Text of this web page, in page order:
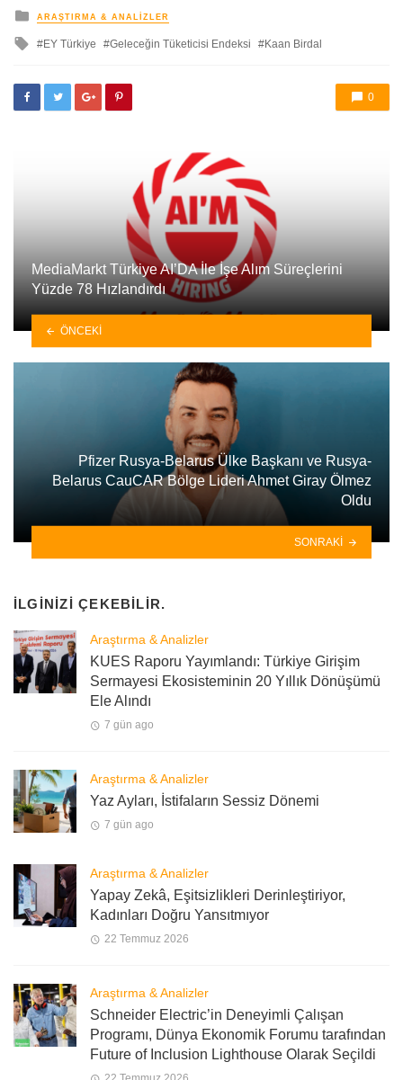
yayınlanan
ARAŞTIRMA & ANALIZLER
ileEY Türkiye Geleceğin Tüketicisi Endeksi Kaan Birdal
0
MediaMarkt Türkiye AI’DA İle İşe Alım Süreçlerini
Yüzde 78 Hızlandırdı
ÖNCEKI
Pfizer Rusya-Belarus Ülke Başkanı ve Rusya-
Belarus CauCAR Bölge Lideri Ahmet Giray Ölmez
Oldu
SONRAKI
İLGINIZI ÇEKEBILIR.
Araştırma & Analizler
KUES Raporu Yayımlandı: Türkiye Girişim
Sermayesi Ekosisteminin 20 Yıllık Dönüşümü
Ele Alındı
7 gün ago
Araştırma & Analizler
Yaz Ayları, İstifaların Sessiz Dönemi
7 gün ago
Araştırma & Analizler
Yapay Zekâ, Eşitsizlikleri Derinleştiriyor,
Kadınları Doğru Yansıtmıyor
22 Temmuz 2026
Araştırma & Analizler
Schneider Electric’in Deneyimli Çalışan
Programı, Dünya Ekonomik Forumu tarafından
Future of Inclusion Lighthouse Olarak Seçildi